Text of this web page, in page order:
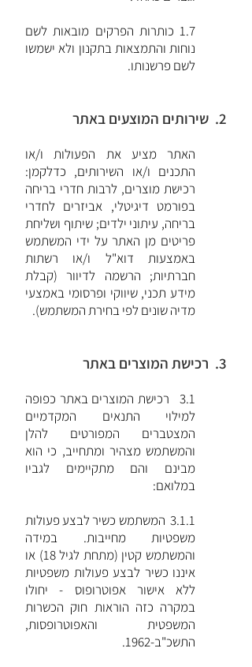
1.7 כותרות הפרקים מובאות לשם
נוחות והתמצאות בתקנון ולא ישמשו
לשם פרשנותו.
2. שירותים המוצעים באתר
האתר מציע את הפעולות ו/או
התכנים ו/או השירותים, כדלקמן:
רכישת מוצרים, לרבות חדרי בריחה
בפורמט דיגיטלי, אביזרים לחדרי
בריחה, עיתוני ילדים; שיתוף ושליחת
פריטים מן האתר על ידי המשתמש
באמצעות דוא"ל ו/או רשתות
חברתיות; הרשמה לדיוור (קבלת
מידע תכני, שיווקי ופרסומי באמצעי
מדיה שונים לפי בחירת המשתמש).
3. רכישת המוצרים באתר
3.1 רכישת המוצרים באתר כפופה
למילוי התנאים המקדמיים
המצטברים המפורטים להלן
והמשתמש מצהיר ומתחייב, כי הוא
מבינם והם מתקיימים לגביו
במלואם:
3.1.1 המשתמש כשיר לבצע פעולות
משפטיות מחייבות. במידה
והמשתמש קטין (מתחת לגיל 18) או
איננו כשיר לבצע פעולות משפטיות
ללא אישור אפוטרופוס - יחולו
במקרה כזה הוראות חוק הכשרות
המשפטית והאפוטרופסות,
התשכ"ב-1962.